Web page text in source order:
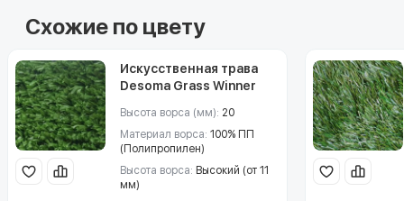
Схожие по цвету
Искусственная трава
Desoma Grass Winner
20
Высота ворса (мм): 20
Материал ворса: 100% ПП
(Полипропилен)
Высота ворса: Высокий (от 11
мм)